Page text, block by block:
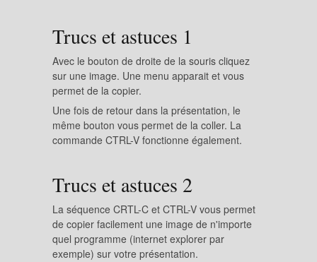
Trucs et astuces 1
Avec le bouton de droite de la souris cliquez
sur une image. Une menu apparait et vous
permet de la copier.
Une fois de retour dans la présentation, le
même bouton vous permet de la coller. La
commande CTRL-V fonctionne également.
Trucs et astuces 2
La séquence CRTL-C et CTRL-V vous permet
de copier facilement une image de n'importe
quel programme (internet explorer par
exemple) sur votre présentation.